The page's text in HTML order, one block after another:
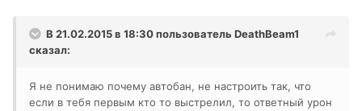
В 21.02.2015 в 18:30 пользователь DeathBeam1
сказал:
Я не понимаю почему автобан, не настроить так, что
если в тебя первым кто то выстрелил, то ответный урон